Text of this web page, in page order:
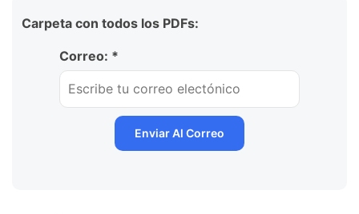
Carpeta con todos los PDFs:
Correo: *